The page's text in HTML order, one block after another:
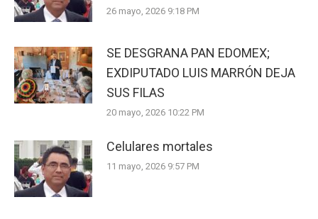
26 mayo, 2026 9:18 PM
SE DESGRANA PAN EDOMEX;
EXDIPUTADO LUIS MARRÓN DEJA
SUS FILAS
20 mayo, 2026 10:22 PM
Celulares mortales
11 mayo, 2026 9:57 PM